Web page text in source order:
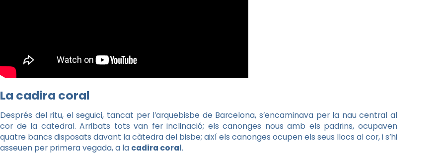
La cadira coral
Després del ritu, el seguici, tancat per l’arquebisbe de Barcelona, s’encaminava per la nau central al
cor de la catedral. Arribats tots van fer inclinació; els canonges nous amb els padrins, ocupaven
quatre bancs disposats davant la càtedra del bisbe; així els canonges ocupen els seus llocs al cor, i s’hi
asseuen per primera vegada, a la cadira coral.